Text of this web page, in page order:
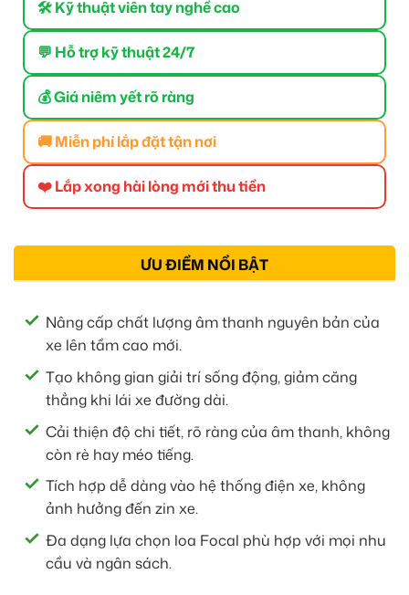
🛠 Kỹ thuật viên tay nghề cao
💬 Hỗ trợ kỹ thuật 24/7
💰 Giá niêm yết rõ ràng
🚚 Miễn phí lắp đặt tận nơi
❤️ Lắp xong hài lòng mới thu tiền
ƯU ĐIỂM NỔI BẬT
Nâng cấp chất lượng âm thanh nguyên bản của
xe lên tầm cao mới.
Tạo không gian giải trí sống động, giảm căng
thẳng khi lái xe đường dài.
Cải thiện độ chi tiết, rõ ràng của âm thanh, không
còn rè hay méo tiếng.
Tích hợp dễ dàng vào hệ thống điện xe, không
ảnh hưởng đến zin xe.
Đa dạng lựa chọn loa Focal phù hợp với mọi nhu
cầu và ngân sách.